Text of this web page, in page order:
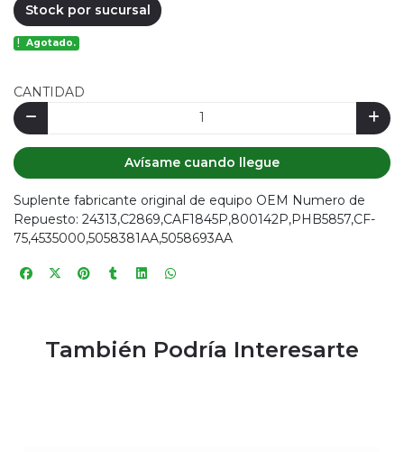
Stock por sucursal
Agotado.
CANTIDAD
Avísame cuando llegue
Suplente fabricante original de equipo OEM Numero de
Repuesto: 24313,C2869,CAF1845P,800142P,PHB5857,CF-
75,4535000,5058381AA,5058693AA
También Podría Interesarte